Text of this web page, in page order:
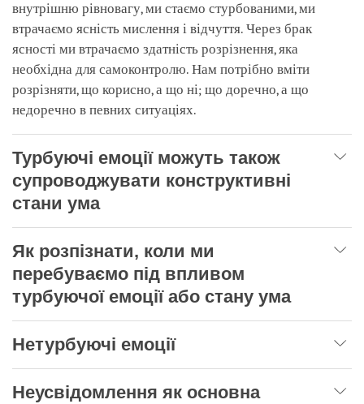
внутрішню рівновагу, ми стаємо стурбованими, ми
втрачаємо ясність мислення і відчуття. Через брак
ясності ми втрачаємо здатність розрізнення, яка
необхідна для самоконтролю. Нам потрібно вміти
розрізняти, що корисно, а що ні; що доречно, а що
недоречно в певних ситуаціях.
Турбуючі емоції можуть також
супроводжувати конструктивні
стани ума
Як розпізнати, коли ми
перебуваємо під впливом
турбуючої емоції або стану ума
Нетурбуючі емоції
Неусвідомлення як основна